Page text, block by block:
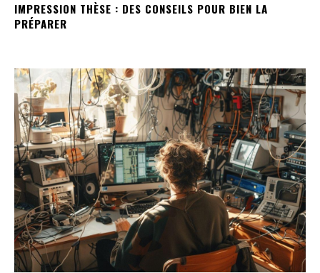
IMPRESSION THÈSE : DES CONSEILS POUR BIEN LA
PRÉPARER